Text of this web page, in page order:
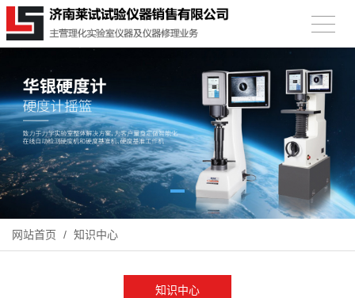
网站首页 / 知识中心
知识中心